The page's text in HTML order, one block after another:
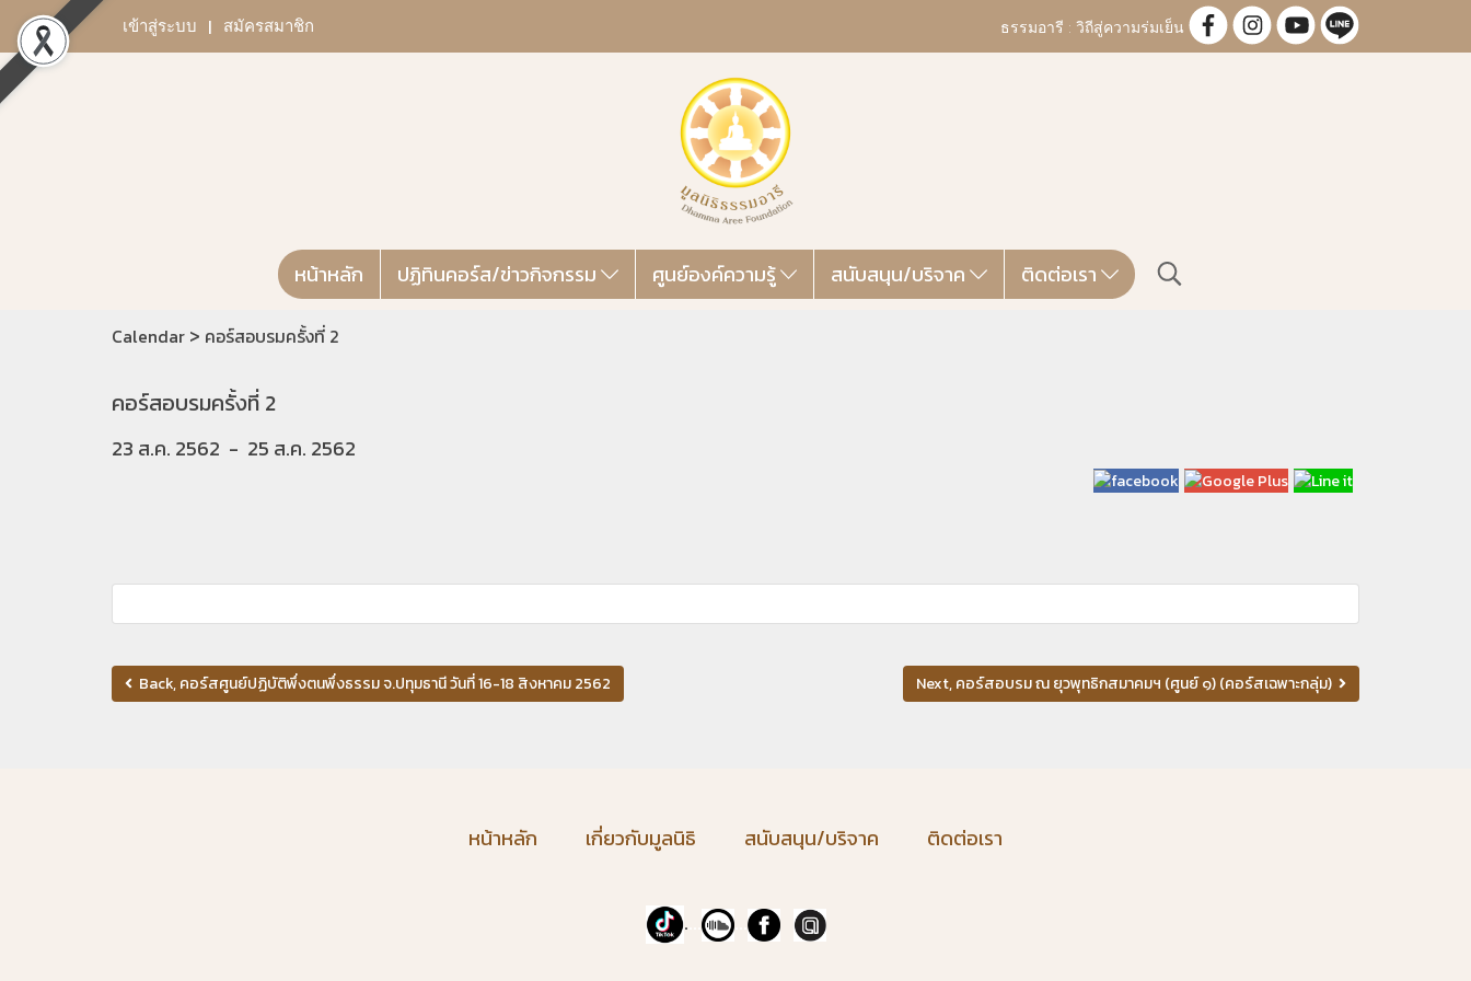
เข้าสู่ระบบ สมัครสมาชิก ธรรมอารี : วิถีสู่ความร่มเย็น
หน้าหลัก ปฏิทินคอร์ส/ข่าวกิจกรรม ศูนย์องค์ความรู้ สนับสนุน/บริจาค ติดต่อเรา
Calendar > คอร์สอบรมครั้งที่ 2
คอร์สอบรมครั้งที่ 2
23 ส.ค. 2562 - 25 ส.ค. 2562
Back, คอร์สศูนย์ปฏิบัติพึ่งตนพึ่งธรรม จ.ปทุมธานี วันที่ 16-18 สิงหาคม 2562 Next, คอร์สอบรม ณ ยุวพุทธิกสมาคมฯ (ศูนย์ ๑) (คอร์สเฉพาะกลุ่ม)
หน้าหลัก เกี่ยวกับมูลนิธิ สนับสนุน/บริจาค ติดต่อเรา
. ...